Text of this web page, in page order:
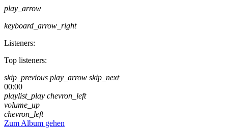
play_arrow
keyboard_arrow_right
Listeners:
Top listeners:
skip_previous play_arrow skip_next
00:00
playlist_play chevron_left
volume_up
chevron_left
Zum Album gehen